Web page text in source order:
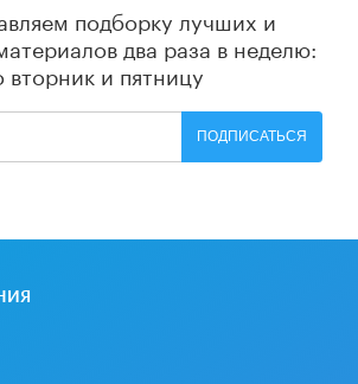
подборку лучших и
два раза в неделю:
вторник и пятницу
ПОДПИСАТЬСЯ